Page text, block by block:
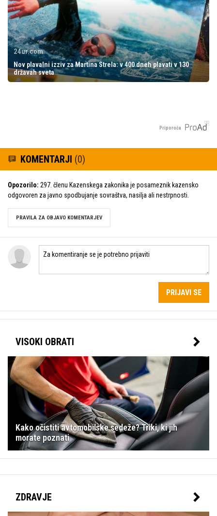
24ur.com
Nov plavalni izziv za Martina Strela: v 400 dneh plavati v 130
državah sveta
Priporoča
KOMENTARJI (0)
Opozorilo: 297. členu Kazenskega zakonika je posameznik kazensko
odgovoren za javno spodbujanje sovraštva, nasilja ali nestrpnosti.
PRAVILA ZA OBJAVO KOMENTARJEV
PRIJAVI SE
VISOKI OBRATI
Kako očistiti avtomobilske sedeže? Triki, ki jih
morate poznati
ZDRAVJE